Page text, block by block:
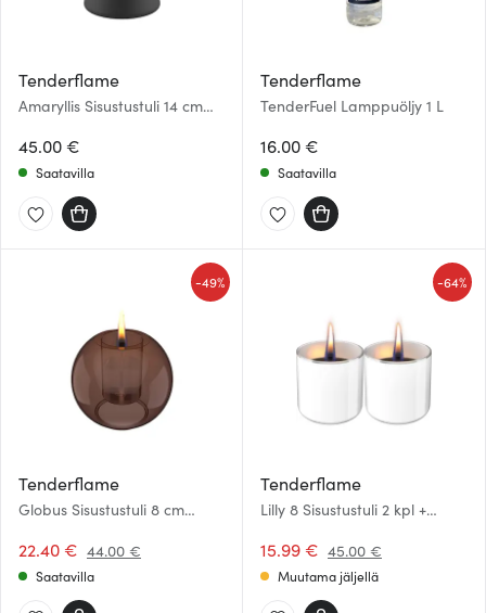
Tenderflame
Amaryllis Sisustustuli 14 cm
45.00 €
Saatavilla
Tenderflame
TenderFuel Lamppuöljy 1 L
16.00 €
Saatavilla
Tenderflame
Globus Sisustustuli 8 cm
22.40 € 44.00 €
-49%
Saatavilla
Tenderflame
Lilly 8 Sisustustuli 2 kpl +
15.99 € 45.00 €
-64%
Muutama jäljellä